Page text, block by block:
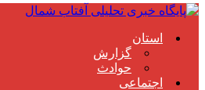
استان
گزارش
حوادث
اجتماعی